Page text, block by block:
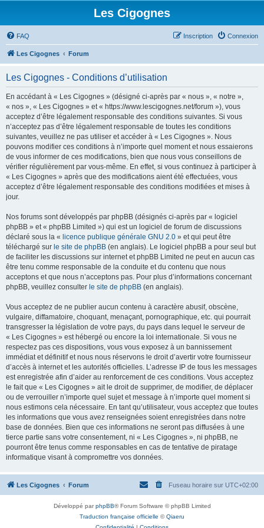
Les Cigognes
FAQ Connexion
Inscription
Les Cigognes Forum
Les Cigognes - Conditions d’utilisation
En accédant à « Les Cigognes » (désigné ci-après par « nous », « notre »,
« nos », « Les Cigognes » et « https://www.lescigognes.net/forum »), vous
acceptez d’être légalement responsable des conditions suivantes. Si vous
n’acceptez pas d’être légalement responsable de toutes les conditions
suivantes, veuillez ne pas utiliser et accéder à « Les Cigognes ». Nous
pouvons modifier ces conditions à n’importe quel moment et nous essaierons
de vous informer de ces modifications, bien que nous vous conseillons de
vérifier régulièrement par vous-même. En effet, si vous continuez à participer à
« Les Cigognes » après que des modifications aient été effectuées, vous
acceptez d’être légalement responsable des conditions modifiées et mises à
jour.
Nos forums sont développés par phpBB (désignés ci-après par « logiciel
phpBB » et « phpBB Limited ») qui est un logiciel de forum de discussions
déclaré sous la « licence publique générale GNU 2.0 » et qui peut être
téléchargé sur le site de phpBB (en anglais). Le logiciel phpBB a pour seul but
de faciliter les discussions sur internet et phpBB Limited ne peut en aucun cas
être tenu comme responsable de la conduite et du contenu que nous
acceptons et que nous n’acceptons pas. Pour plus d’informations concernant
phpBB, veuillez consulter le site de phpBB (en anglais).
Vous acceptez de ne publier aucun contenu à caractère abusif, obscène,
vulgaire, diffamatoire, choquant, menaçant, pornographique, etc. qui pourrait
transgresser la législation de votre pays, du pays dans lequel le serveur de
« Les Cigognes » est hébergé ou encore la loi internationale. Si vous ne
respectez pas ces dispositions, vous vous exposez à un bannissement
immédiat et définitif et nous nous réservons le droit d’avertir votre fournisseur
d’accès à internet et les autorités officielles. L’adresse IP de tous les messages
est enregistrée afin d’aider au renforcement de ces conditions. Vous acceptez
le fait que « Les Cigognes » ait le droit de supprimer, de modifier, de déplacer
ou de verrouiller n’importe quel sujet et message à n’importe quel moment si
nous estimons cela nécessaire. En tant qu’utilisateur, vous acceptez que toutes
les informations que vous avez renseignées soient enregistrées dans notre
base de données. Bien que ces informations ne seront pas diffusées à une
tierce partie sans votre consentement, ni « Les Cigognes », ni phpBB, ne
pourront être tenus comme responsables en cas de tentative de piratage
informatique visant à compromettre vos données.
Les Cigognes Forum Fuseau horaire sur UTC+02:00
Développé parphpBB® Forum Software © phpBB Limited
Traduction française officielle ©Qiaeru